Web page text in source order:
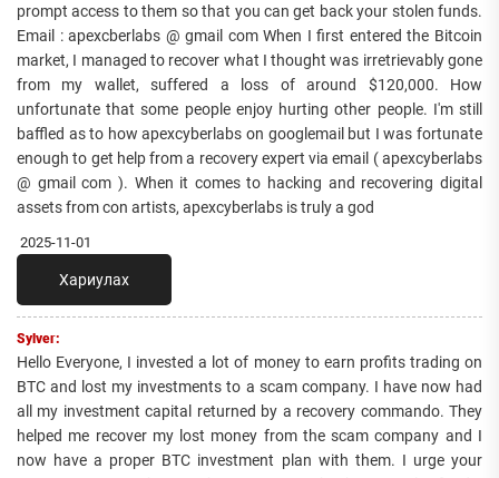
prompt access to them so that you can get back your stolen funds.
Email : apexcberlabs @ gmail com When I first entered the Bitcoin
market, I managed to recover what I thought was irretrievably gone
from my wallet, suffered a loss of around $120,000. How
unfortunate that some people enjoy hurting other people. I'm still
baffled as to how apexcyberlabs on googlemail but I was fortunate
enough to get help from a recovery expert via email ( apexcyberlabs
@ gmail com ). When it comes to hacking and recovering digital
assets from con artists, apexcyberlabs is truly a god
2025-11-01
Хариулах
Sylver:
Hello Everyone, I invested a lot of money to earn profits trading on
BTC and lost my investments to a scam company. I have now had
all my investment capital returned by a recovery commando. They
helped me recover my lost money from the scam company and I
now have a proper BTC investment plan with them. I urge your